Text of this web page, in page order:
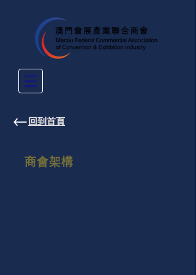
​回到首頁
商會架構